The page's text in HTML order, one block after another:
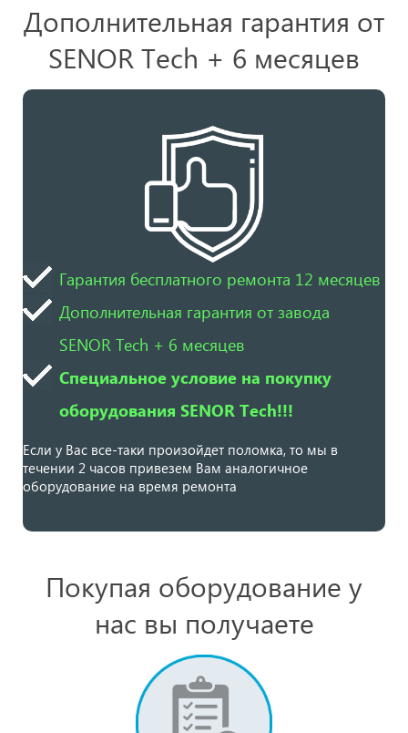
Дополнительная гарантия от
SENOR Tech + 6 месяцев
Гарантия бесплатного ремонта 12 месяцев
Дополнительная гарантия от завода
SENOR Tech + 6 месяцев
Специальное условие на покупку
оборудования SENOR Tech!!!
Если у Вас все-таки произойдет поломка, то мы в
течении 2 часов привезем Вам аналогичное
оборудование на время ремонта
Покупая оборудование у
нас вы получаете